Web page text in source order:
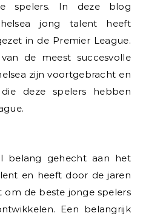
spelers. In deze blog
jong talent heeft
in de Premier League.
de meest succesvolle
zijn voortgebracht en
deze spelers hebben
belang gehecht aan het
en heeft door de jaren
om de beste jonge spelers
Een belangrijk